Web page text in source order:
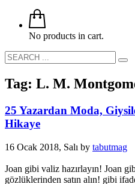
No products in cart.
Tag: L. M.
25 Yazardan Moda,
Hikaye
16 Ocak 2018, Salı by tabutmag
Joan gibi valiz hazırlayın! Joan
gözlüklerinden satın alın! gibi